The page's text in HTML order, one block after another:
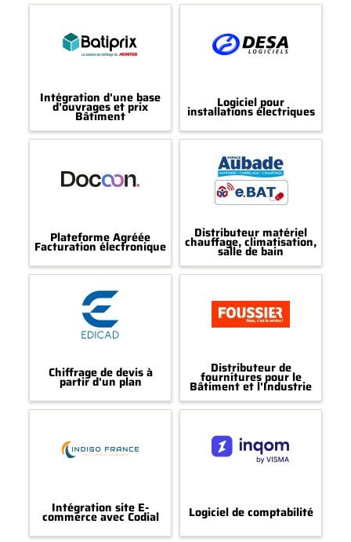
Intégration d'une base
d'ouvrages et prix
Bâtiment
Logiciel pour
installations électriques
Plateforme Agréée
Facturation électronique
Distributeur matériel
chauffage, climatisation,
salle de bain
Chiffrage de devis à
partir d'un plan
Distributeur de
fournitures pour le
Bâtiment et l'Industrie
Intégration site E-
commerce avec Codial Logiciel de comptabilité